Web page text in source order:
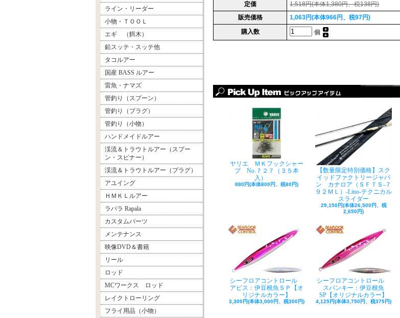
ライン・リーダー
小物・ＴＯＯＬ
エギ （餌木）
鉛スッテ・スッテ他
タコルアー
国産 BASS ルアー
雷魚・ナマズ
管釣り（スプーン）
管釣り（プラグ）
管釣り（小物）
ハンドメイドルアー
渓流＆トラウトルアー（スプー
ン・スピナー）
渓流＆トラウトルアー（プラグ）
アユイング
ＨＭＫＬルアー
ラパラ Rapala
カスタムパーツ
メンテナンス
映像DVD＆書籍
リール
ロッド
MCワークス ロッド
レイクトローリング
フライ用品（小物）
定価
1,518円(本体1,380円、税138円)
販売価格
1,063円(本体966円、税97円)
購入数
個
ヤリエ ＭＫフックシャー
プ No.７２７（３５本
入）
880円(本体800円、税80円)
【数量限定特別価格】スク
イッドファクトリージャパ
ン カナロア（ＳＦＴＳ-７
９２ＭＬ）-Lino-テクニカル
スライダー
29,150円(本体26,500円、税
2,650円)
シーフロアコントロール
アビス：伊豆根魚ＳＰ【オ
リジナルカラー】
3,300円(本体3,000円、税300円)
シーフロアコントロール
スパンキー：伊豆根魚
SP【オリジナルカラー】
4,125円(本体3,750円、税375円)